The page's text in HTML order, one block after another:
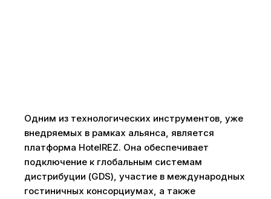
Одним из технологических инструментов, уже
внедряемых в рамках альянса, является
платформа HotelREZ. Она обеспечивает
подключение к глобальным системам
дистрибуции (GDS), участие в международных
гостиничных консорциумах, а также